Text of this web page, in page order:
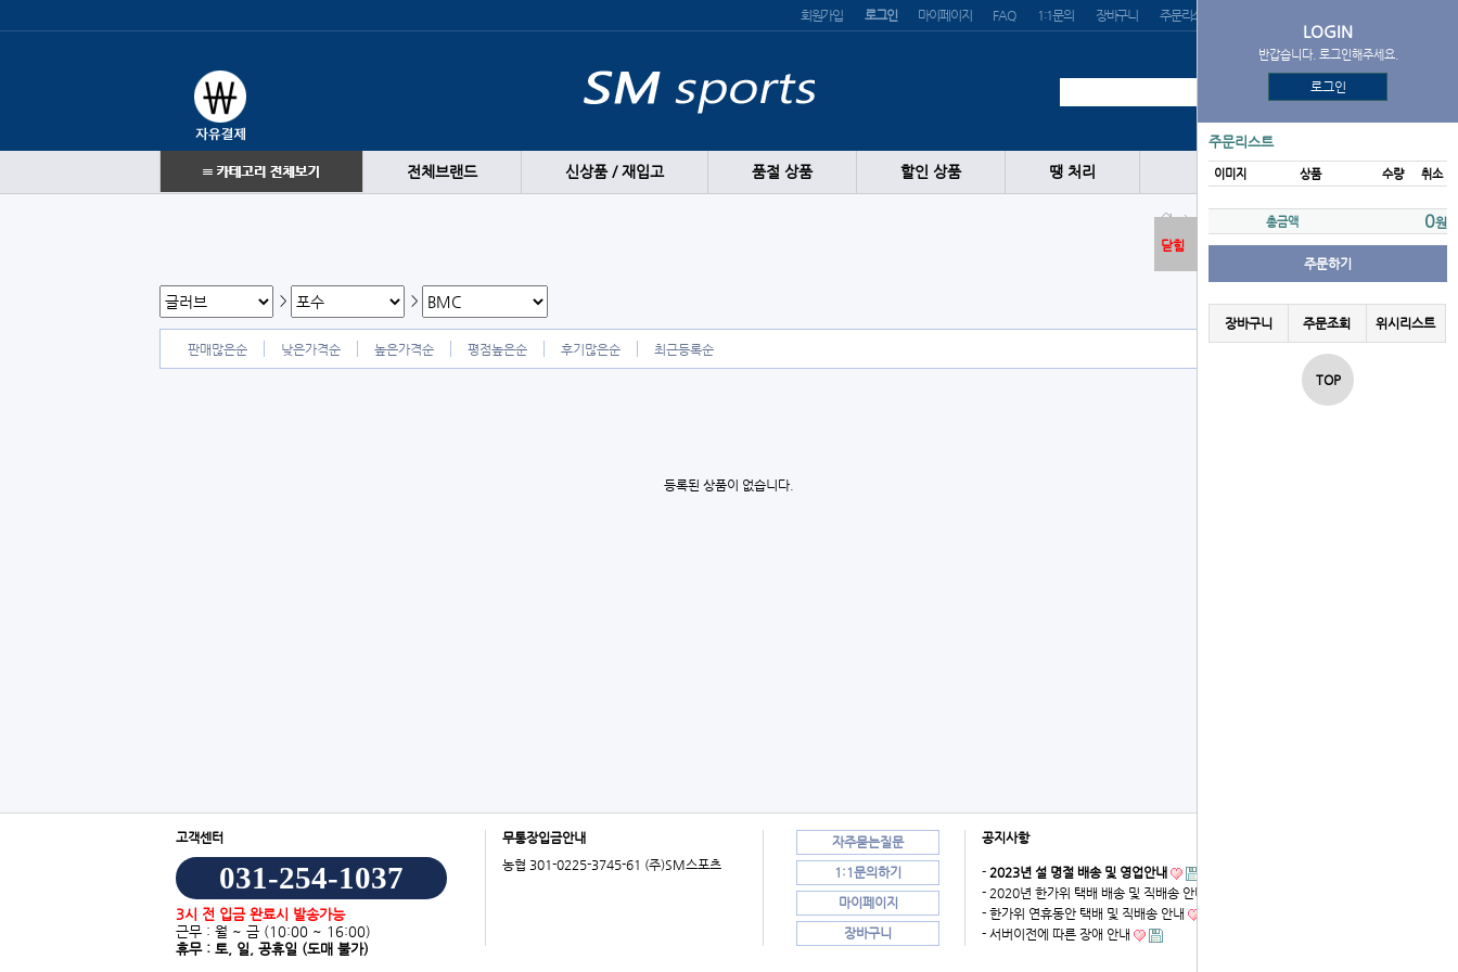
회원가입 로그인 마이페이지 FAQ 1:1문의 장바구니 주문리스트
전체브랜드 신상품 / 재입고 품절 상품 할인 상품 땡 처리
BMC
LOGIN
반갑습니다. 로그인해주세요.
로그인
주문리스트
이미지 상품 수량 취소
총금액 0원
주문하기
장바구니 주문조회 위시리스트
TOP
닫힘
> >
판매많은순 낮은가격순 높은가격순 평점높은순 후기많은순 최근등록순
등록된 상품이 없습니다.
고객센터
031-254-1037
3시 전 입금 완료시 발송가능
근무 : 월 ~ 금 (10:00 ~ 16:00)
휴무 : 토, 일, 공휴일 (도매 불가)
무통장입금안내
농협 301-0225-3745-61 (주)SM스포츠
자주묻는질문
1:1문의하기
마이페이지
장바구니
공지사항
- 2023년 설 명절 배송 및 영업안내
- 2020년 한가위 택배 배송 및 직배송 안내
- 한가위 연휴동안 택배 및 직배송 안내
- 서버이전에 따른 장애 안내